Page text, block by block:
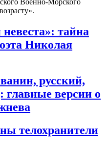
тайна
Николая
русский,
главные версии о
телохранители